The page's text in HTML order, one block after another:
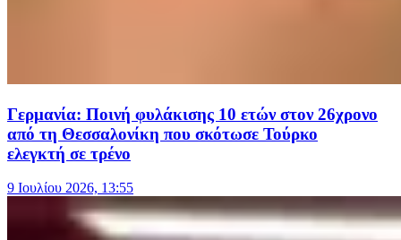
Γερμανία: Ποινή φυλάκισης 10 ετών στον 26χρονο
από τη Θεσσαλονίκη που σκότωσε Τούρκο
ελεγκτή σε τρένο
9 Ιουλίου 2026, 13:55